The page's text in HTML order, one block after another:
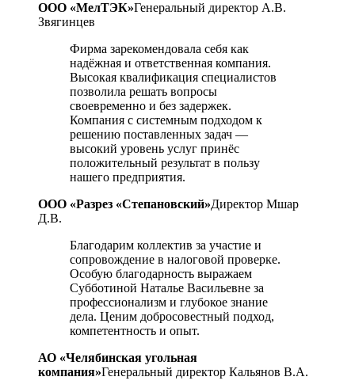
ООО «МелТЭК»Генеральный директор А.В.
Звягинцев
Фирма зарекомендовала себя как
надёжная и ответственная компания.
Высокая квалификация специалистов
позволила решать вопросы
своевременно и без задержек.
Компания с системным подходом к
решению поставленных задач —
высокий уровень услуг принёс
положительный результат в пользу
нашего предприятия.
ООО «Разрез «Степановский»Директор Мшар
Д.В.
Благодарим коллектив за участие и
сопровождение в налоговой проверке.
Особую благодарность выражаем
Субботиной Наталье Васильевне за
профессионализм и глубокое знание
дела. Ценим добросовестный подход,
компетентность и опыт.
АО «Челябинская угольная
компания»Генеральный директор Кальянов В.А.